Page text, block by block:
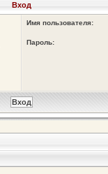
Вход
Имя пользователя:
Пароль: